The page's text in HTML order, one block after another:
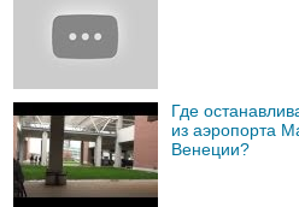
Где
из аэропорта
Венеции?